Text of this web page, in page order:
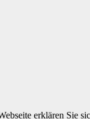
erklären Sie